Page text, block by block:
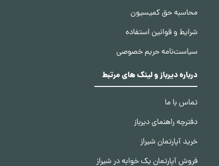
محاسبه حق کمیسیون
شرایط و قوانین استفاده
سیاست‌نامه حریم خصوصی
درباره دیرباز و لینک های مرتبط
تماس با ما
دفترچه راهنمای دیرباز
خرید آپارتمان شیراز
فروش آپارتمان یک خوابه در شیراز